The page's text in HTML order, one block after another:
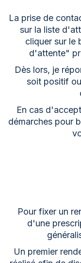
La prise de
sur la liste
cliquer sur le
d'attente"
Dès lors, je
soit positif
En cas
démarches pour
Pour fixer un
d'une
Un premier